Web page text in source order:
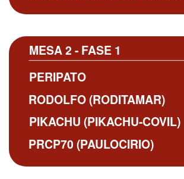
MESA 2 - FASE 1
PERIPATO
RODOLFO (RODITAMAR)
PIKACHU (PIKACHU-COVIL)
PRCP70 (PAULOCIRIO)